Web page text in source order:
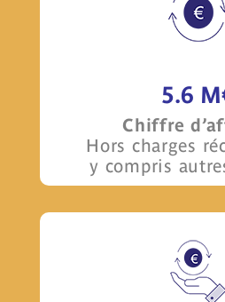
5.6
Chiffre
Hors charges
y compris